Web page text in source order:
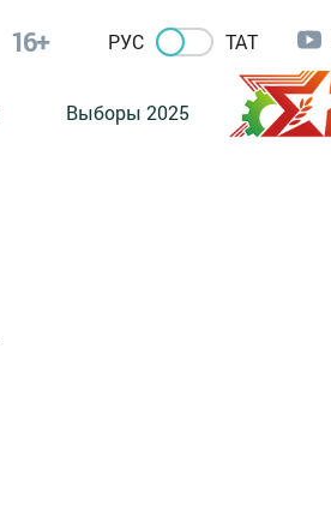
16+ РУС ТАТ
Выборы 2025